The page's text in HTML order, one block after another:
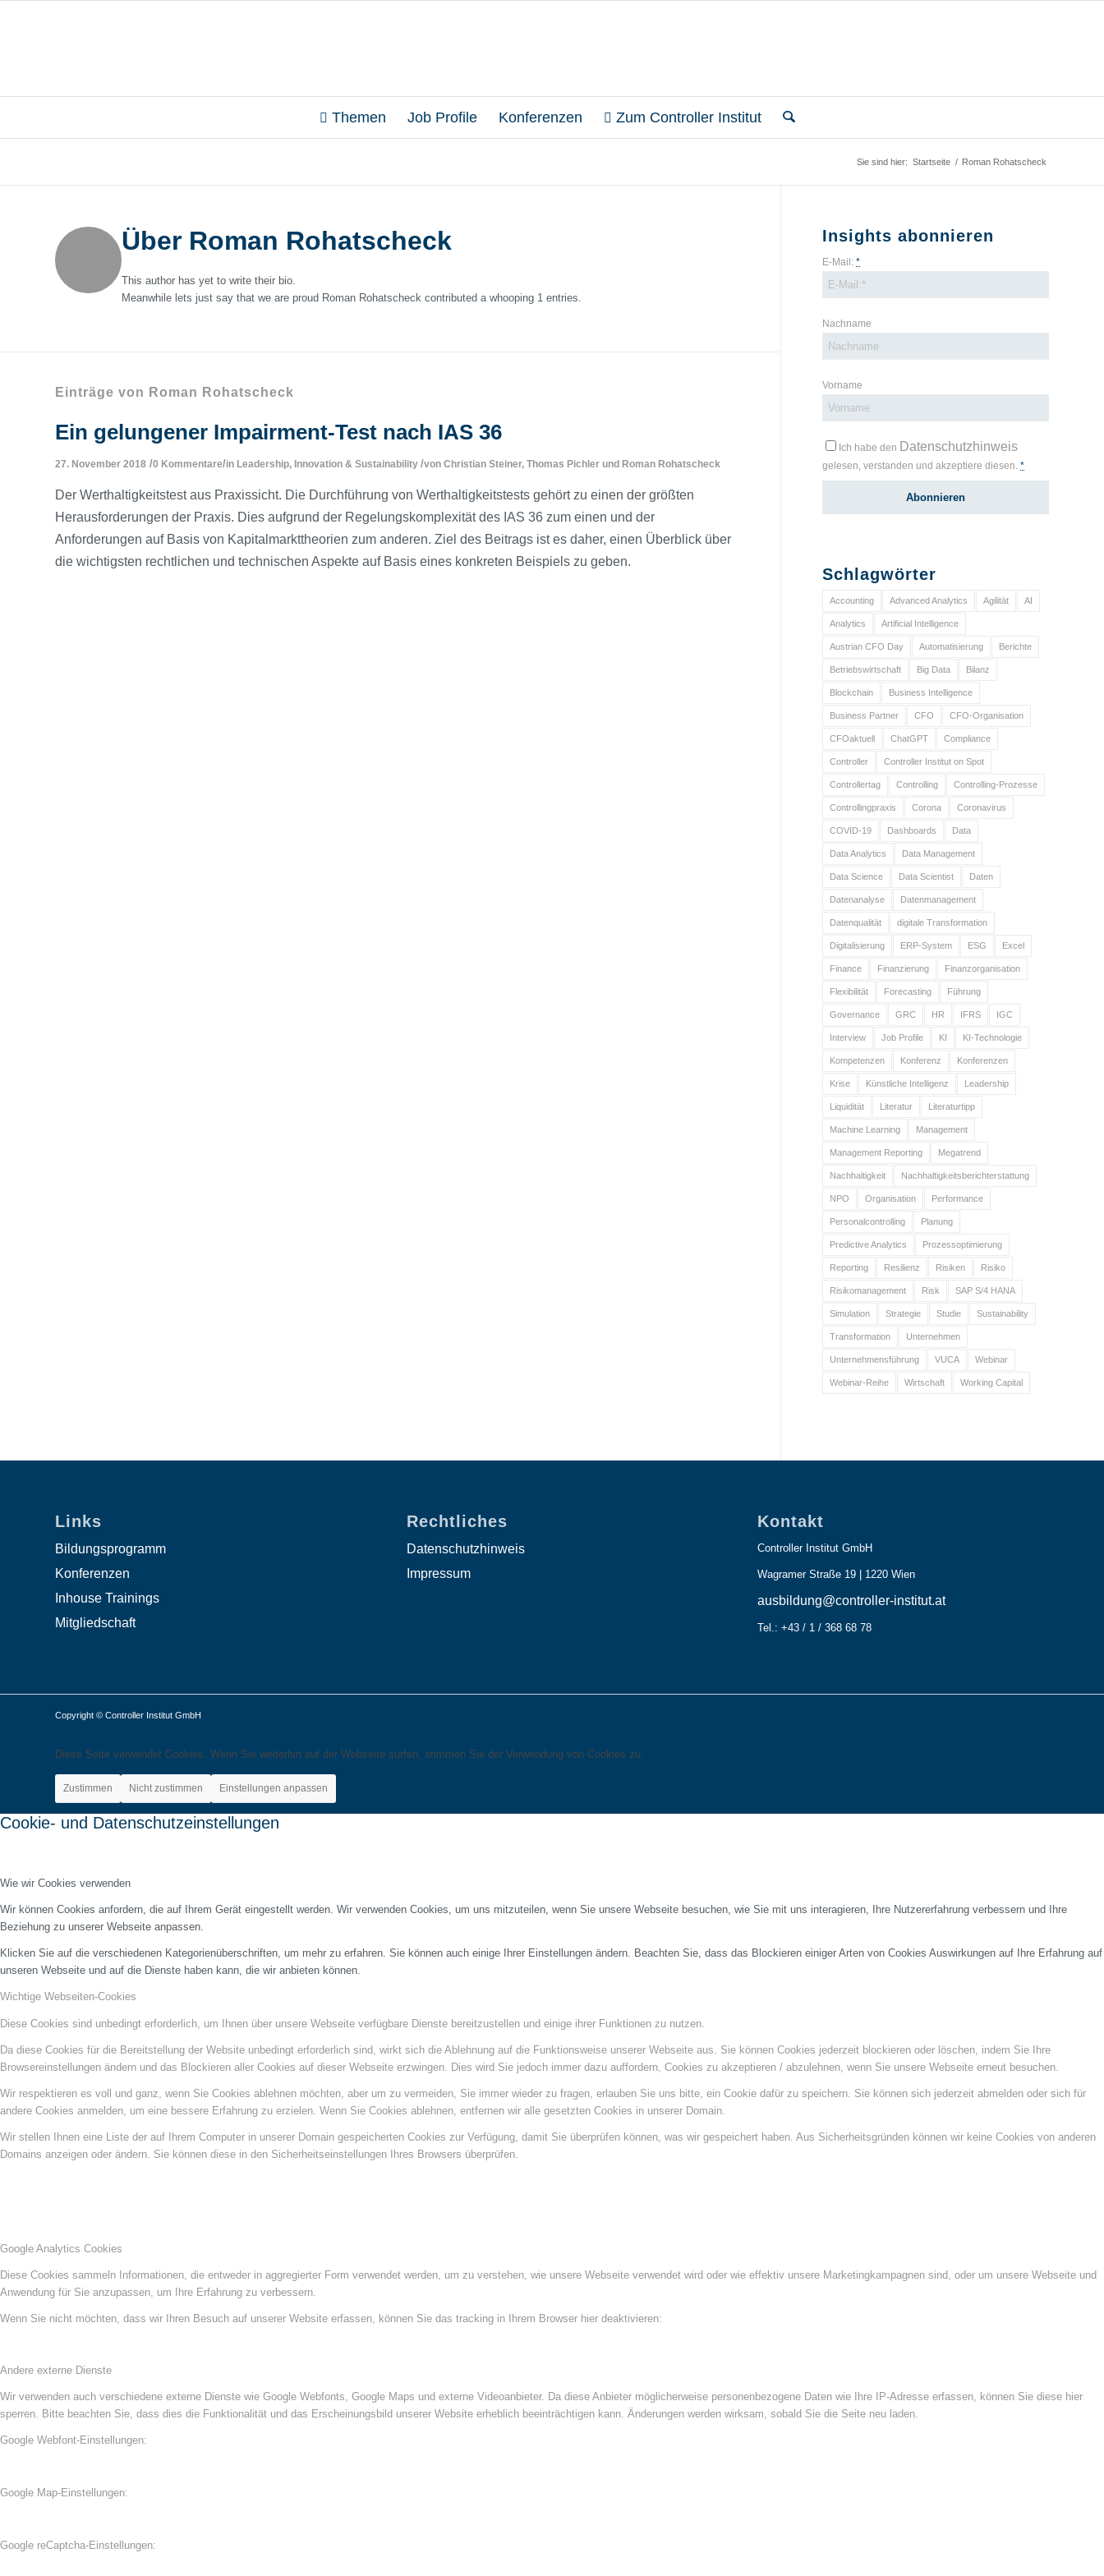
Themen Job Profile Konferenzen Zum Controller Institut
Sie sind hier: Startseite / Roman Rohatscheck
Über Roman Rohatscheck
This author has yet to write their bio.
Meanwhile lets just say that we are proud Roman Rohatscheck contributed a whooping 1 entries.
Einträge von Roman Rohatscheck
Ein gelungener Impairment-Test nach IAS 36
27. November 2018 /0 Kommentare/in Leadership, Innovation & Sustainability /von Christian Steiner, Thomas Pichler und Roman Rohatscheck
Der Werthaltigkeitstest aus Praxissicht. Die Durchführung von Werthaltigkeitstests gehört zu einen der größten
Herausforderungen der Praxis. Dies aufgrund der Regelungskomplexität des IAS 36 zum einen und der
Anforderungen auf Basis von Kapitalmarkttheorien zum anderen. Ziel des Beitrags ist es daher, einen Überblick über
die wichtigsten rechtlichen und technischen Aspekte auf Basis eines konkreten Beispiels zu geben.
Insights abonnieren
E-Mail:*
Nachname
Vorname
Ich habe den Datenschutzhinweis
gelesen, verstanden und akzeptiere diesen.*
Schlagwörter
Accounting Advanced Analytics Agilität AI
Analytics Artificial Intelligence
Austrian CFO Day Automatisierung Berichte
Betriebswirtschaft Big Data Bilanz
Blockchain Business Intelligence
Business Partner CFO CFO-Organisation
CFOaktuell ChatGPT Compliance
Controller Controller Institut on Spot
Controllertag Controlling Controlling-Prozesse
Controllingpraxis Corona Coronavirus
COVID-19 Dashboards Data
Data Analytics Data Management
Data Science Data Scientist Daten
Datenanalyse Datenmanagement
Datenqualität digitale Transformation
Digitalisierung ERP-System ESG Excel
Finance Finanzierung Finanzorganisation
Flexibilität Forecasting Führung
Governance GRC HR IFRS IGC
Interview Job Profile KI KI-Technologie
Kompetenzen Konferenz Konferenzen
Krise Künstliche Intelligenz Leadership
Liquidität Literatur Literaturtipp
Machine Learning Management
Management Reporting Megatrend
Nachhaltigkeit Nachhaltigkeitsberichterstattung
NPO Organisation Performance
Personalcontrolling Planung
Predictive Analytics Prozessoptimierung
Reporting Resilienz Risiken Risiko
Risikomanagement Risk SAP S/4 HANA
Simulation Strategie Studie Sustainability
Transformation Unternehmen
Unternehmensführung VUCA Webinar
Webinar-Reihe Wirtschaft Working Capital
Links
Bildungsprogramm
Konferenzen
Inhouse Trainings
Mitgliedschaft
Rechtliches
Datenschutzhinweis
Impressum
Kontakt
Controller Institut GmbH
Wagramer Straße 19 | 1220 Wien
ausbildung@controller-institut.at
Tel.: +43 / 1 / 368 68 78
Copyright © Controller Institut GmbH
Diese Seite verwendet Cookies. Wenn Sie weiterhin auf der Webseite surfen, stimmen Sie der Verwendung von Cookies zu.
Zustimmen Nicht zustimmen Einstellungen anpassen
Cookie- und Datenschutzeinstellungen
Wie wir Cookies verwenden
Wir können Cookies anfordern, die auf Ihrem Gerät eingestellt werden. Wir verwenden Cookies, um uns mitzuteilen, wenn Sie unsere Webseite besuchen, wie Sie mit uns interagieren, Ihre Nutzererfahrung verbessern und Ihre
Beziehung zu unserer Webseite anpassen.
Klicken Sie auf die verschiedenen Kategorienüberschriften, um mehr zu erfahren. Sie können auch einige Ihrer Einstellungen ändern. Beachten Sie, dass das Blockieren einiger Arten von Cookies Auswirkungen auf Ihre Erfahrung auf
unseren Webseite und auf die Dienste haben kann, die wir anbieten können.
Wichtige Webseiten-Cookies
Diese Cookies sind unbedingt erforderlich, um Ihnen über unsere Webseite verfügbare Dienste bereitzustellen und einige ihrer Funktionen zu nutzen.
Da diese Cookies für die Bereitstellung der Website unbedingt erforderlich sind, wirkt sich die Ablehnung auf die Funktionsweise unserer Webseite aus. Sie können Cookies jederzeit blockieren oder löschen, indem Sie Ihre
Browsereinstellungen ändern und das Blockieren aller Cookies auf dieser Webseite erzwingen. Dies wird Sie jedoch immer dazu auffordern, Cookies zu akzeptieren / abzulehnen, wenn Sie unsere Webseite erneut besuchen.
Wir respektieren es voll und ganz, wenn Sie Cookies ablehnen möchten, aber um zu vermeiden, Sie immer wieder zu fragen, erlauben Sie uns bitte, ein Cookie dafür zu speichern. Sie können sich jederzeit abmelden oder sich für
andere Cookies anmelden, um eine bessere Erfahrung zu erzielen. Wenn Sie Cookies ablehnen, entfernen wir alle gesetzten Cookies in unserer Domain.
Wir stellen Ihnen eine Liste der auf Ihrem Computer in unserer Domain gespeicherten Cookies zur Verfügung, damit Sie überprüfen können, was wir gespeichert haben. Aus Sicherheitsgründen können wir keine Cookies von anderen
Domains anzeigen oder ändern. Sie können diese in den Sicherheitseinstellungen Ihres Browsers überprüfen.
Google Analytics Cookies
Diese Cookies sammeln Informationen, die entweder in aggregierter Form verwendet werden, um zu verstehen, wie unsere Webseite verwendet wird oder wie effektiv unsere Marketingkampagnen sind, oder um unsere Webseite und
Anwendung für Sie anzupassen, um Ihre Erfahrung zu verbessern.
Wenn Sie nicht möchten, dass wir Ihren Besuch auf unserer Website erfassen, können Sie das tracking in Ihrem Browser hier deaktivieren:
Andere externe Dienste
Wir verwenden auch verschiedene externe Dienste wie Google Webfonts, Google Maps und externe Videoanbieter. Da diese Anbieter möglicherweise personenbezogene Daten wie Ihre IP-Adresse erfassen, können Sie diese hier
sperren. Bitte beachten Sie, dass dies die Funktionalität und das Erscheinungsbild unserer Website erheblich beeinträchtigen kann. Änderungen werden wirksam, sobald Sie die Seite neu laden.
Google Webfont-Einstellungen:
Google Map-Einstellungen:
Google reCaptcha-Einstellungen: